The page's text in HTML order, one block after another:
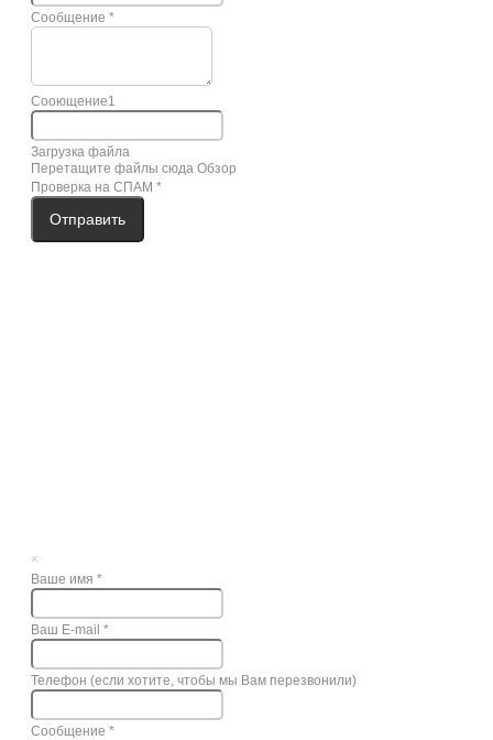
Сообщение *
Сооющение1
Загрузка файла
Перетащите файлы сюда Обзор
Проверка на СПАМ *
Отправить
×
Ваше имя *
Ваш E-mail *
Телефон (если хотите, чтобы мы Вам перезвонили)
Сообщение *